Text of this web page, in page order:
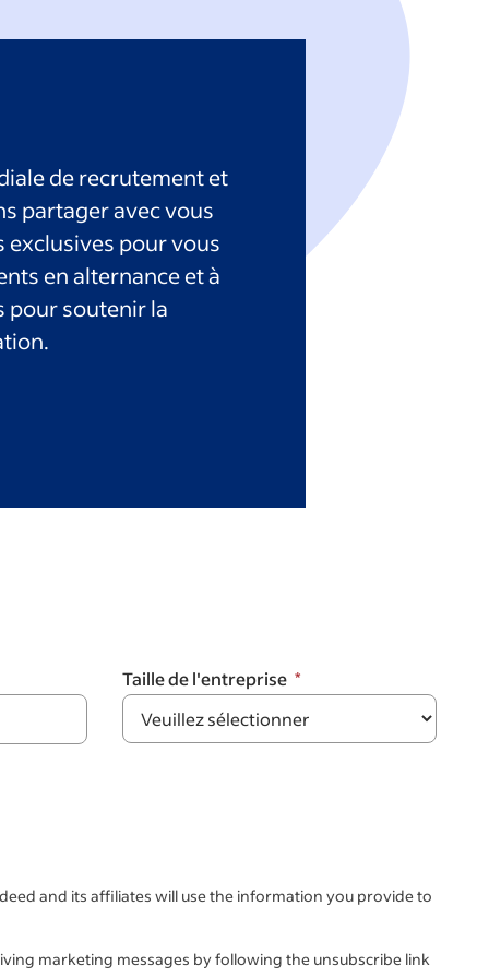
de recrutement et
partager avec vous
exclusives pour vous
en alternance et à
pour soutenir la
Taille de l'entreprise
and its affiliates will use the information you provide to
marketing messages by following the unsubscribe link